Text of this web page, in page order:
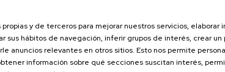
y de terceros para mejorar nuestros servicios, elaborar
sus hábitos de navegación, inferir grupos de interés, crear un
anuncios relevantes en otros sitios. Esto nos permite
información sobre qué secciones suscitan interés,